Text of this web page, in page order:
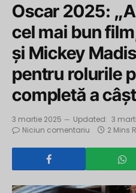
Oscar 2025:
cel mai bun
și Mickey
pentru rolurile
completă a
3 martie 2025 Updated: 3
Niciun comentariu
2 Mins